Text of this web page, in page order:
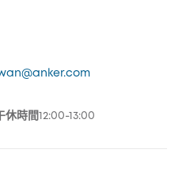
休時間12:00-13:00